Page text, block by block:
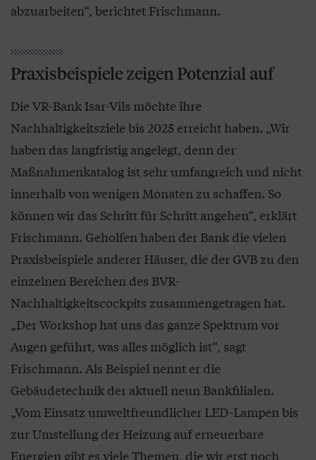
abzuarbeiten“, berichtet Frischmann.
Praxisbeispiele zeigen Potenzial auf
Die VR-Bank Isar-Vils möchte ihre
Nachhaltigkeitsziele bis 2025 erreicht haben. „Wir
haben das langfristig angelegt, denn der
Maßnahmenkatalog ist sehr umfangreich und nicht
innerhalb von wenigen Monaten zu schaffen. So
können wir das Schritt für Schritt angehen“, erklärt
Frischmann. Geholfen haben der Bank die vielen
Praxisbeispiele anderer Häuser, die der GVB zu den
einzelnen Bereichen des BVR-
Nachhaltigkeitscockpits zusammengetragen hat.
„Der Workshop hat uns das ganze Spektrum vor
Augen geführt, was alles möglich ist“, sagt
Frischmann. Als Beispiel nennt er die
Gebäudetechnik der aktuell neun Bankfilialen.
„Vom Einsatz umweltfreundlicher LED-Lampen bis
zur Umstellung der Heizung auf erneuerbare
Energien gibt es viele Themen, die wir erst noch